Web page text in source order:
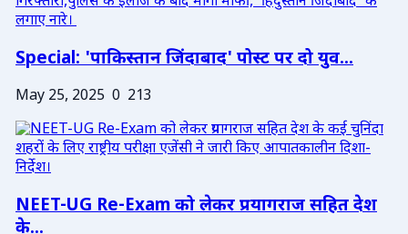
Special: 'पाकिस्तान जिंदाबाद' पोस्ट पर दो युव...
May 25, 2025 0 213
NEET-UG Re-Exam को लेकर प्रयागराज सहित देश
के...